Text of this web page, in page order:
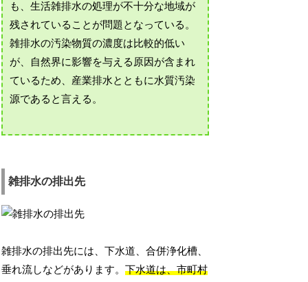
も、生活雑排水の処理が不十分な地域が
残されていることが問題となっている。
雑排水の汚染物質の濃度は比較的低い
が、自然界に影響を与える原因が含まれ
ているため、産業排水とともに水質汚染
源であると言える。
雑排水の排出先
雑排水の排出先には、下水道、合併浄化槽、
垂れ流しなどがあります。下水道は、市町村